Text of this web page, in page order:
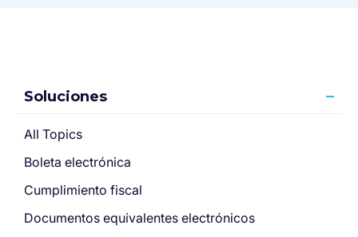
Soluciones
All Topics
Boleta electrónica
Cumplimiento fiscal
Documentos equivalentes electrónicos